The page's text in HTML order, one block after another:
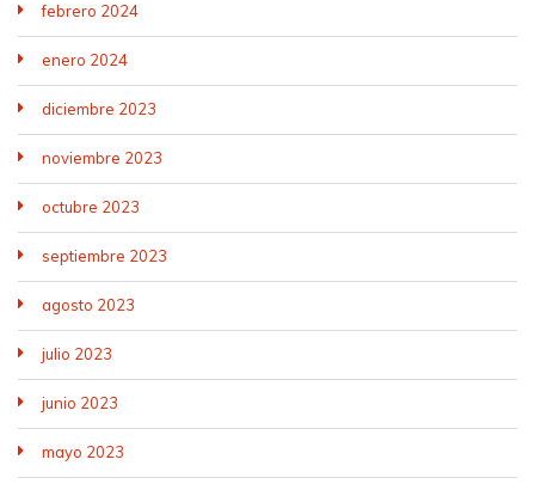
febrero 2024
enero 2024
diciembre 2023
noviembre 2023
octubre 2023
septiembre 2023
agosto 2023
julio 2023
junio 2023
mayo 2023